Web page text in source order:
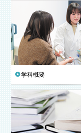
学科概要